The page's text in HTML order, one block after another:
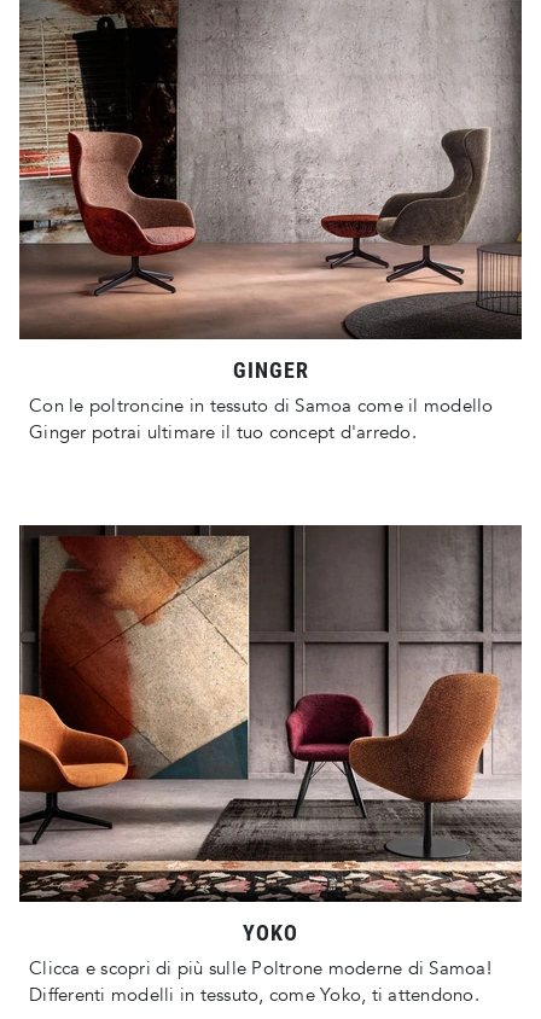
GINGER
Con le poltroncine in tessuto di Samoa come il modello
Ginger potrai ultimare il tuo concept d'arredo.
YOKO
Clicca e scopri di più sulle Poltrone moderne di Samoa!
Differenti modelli in tessuto, come Yoko, ti attendono.